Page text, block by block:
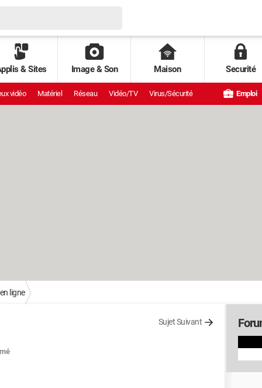
& Sites Image & Son Maison Securité
vidéo Matériel Réseau Vidéo/TV Virus/Sécurité Emploi
ligne
Sujet Suivant